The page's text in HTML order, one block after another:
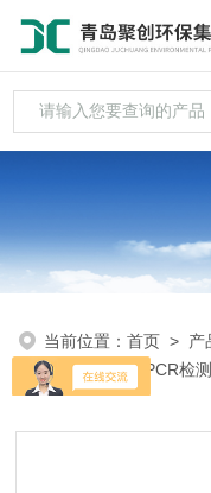
当前位置：首页 > 产
PCR非洲猪瘟PCR检